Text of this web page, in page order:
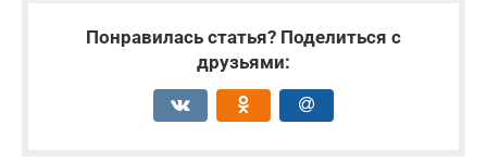
Понравилась статья? Поделиться с
друзьями: